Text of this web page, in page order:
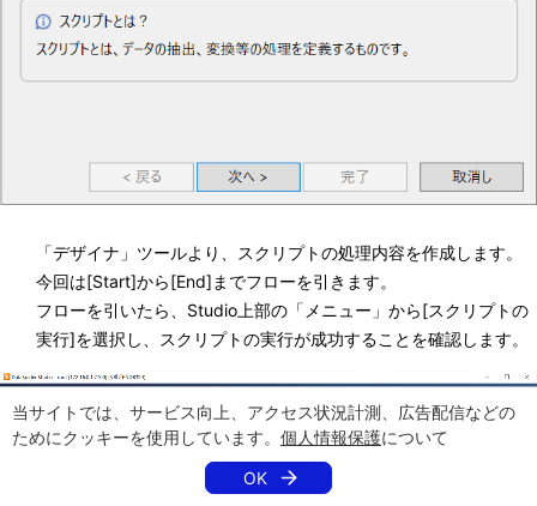
当サイトでは、サービス向上、アクセス状況計測、広告配信などの
ためにクッキーを使用しています。 個人情報保護について
OK
「デザイナ」ツールより、スクリプトの処理内容を作成します。
今回は[Start]から[End]までフローを引きます。
フローを引いたら、Studio上部の「メニュー」から[スクリプトの
実行]を選択し、スクリプトの実行が成功することを確認します。